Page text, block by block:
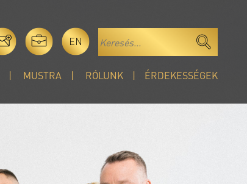
EN
MUSTRA RÓLUNK ÉRDEKESSÉGEK